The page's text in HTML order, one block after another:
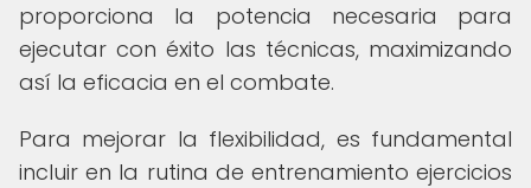
proporciona la potencia necesaria para
ejecutar con éxito las técnicas, maximizando
así la eficacia en el combate.
Para mejorar la flexibilidad, es fundamental
incluir en la rutina de entrenamiento ejercicios